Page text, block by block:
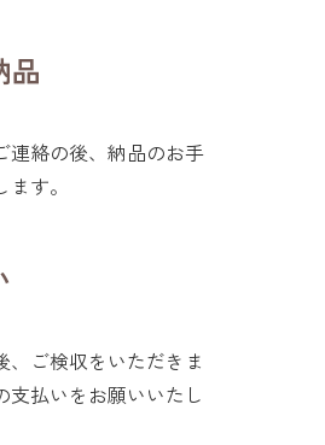
品
連絡の後、納品のお手
す。
、ご検収をいただきま
支払いをお願いいたし